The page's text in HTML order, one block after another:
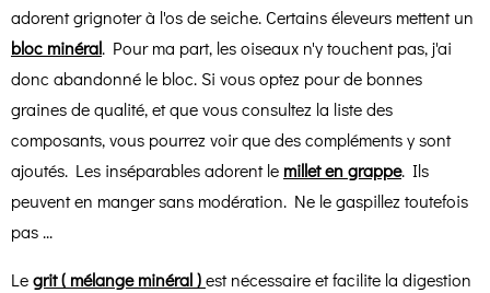
adorent grignoter à l'os de seiche. Certains éleveurs mettent un
bloc minéral. Pour ma part, les oiseaux n'y touchent pas, j'ai
donc abandonné le bloc. Si vous optez pour de bonnes
graines de qualité, et que vous consultez la liste des
composants, vous pourrez voir que des compléments y sont
ajoutés. Les inséparables adorent le millet en grappe. Ils
peuvent en manger sans modération. Ne le gaspillez toutefois
pas ...
Legrit ( mélange minéral )est nécessaire et facilite la digestion